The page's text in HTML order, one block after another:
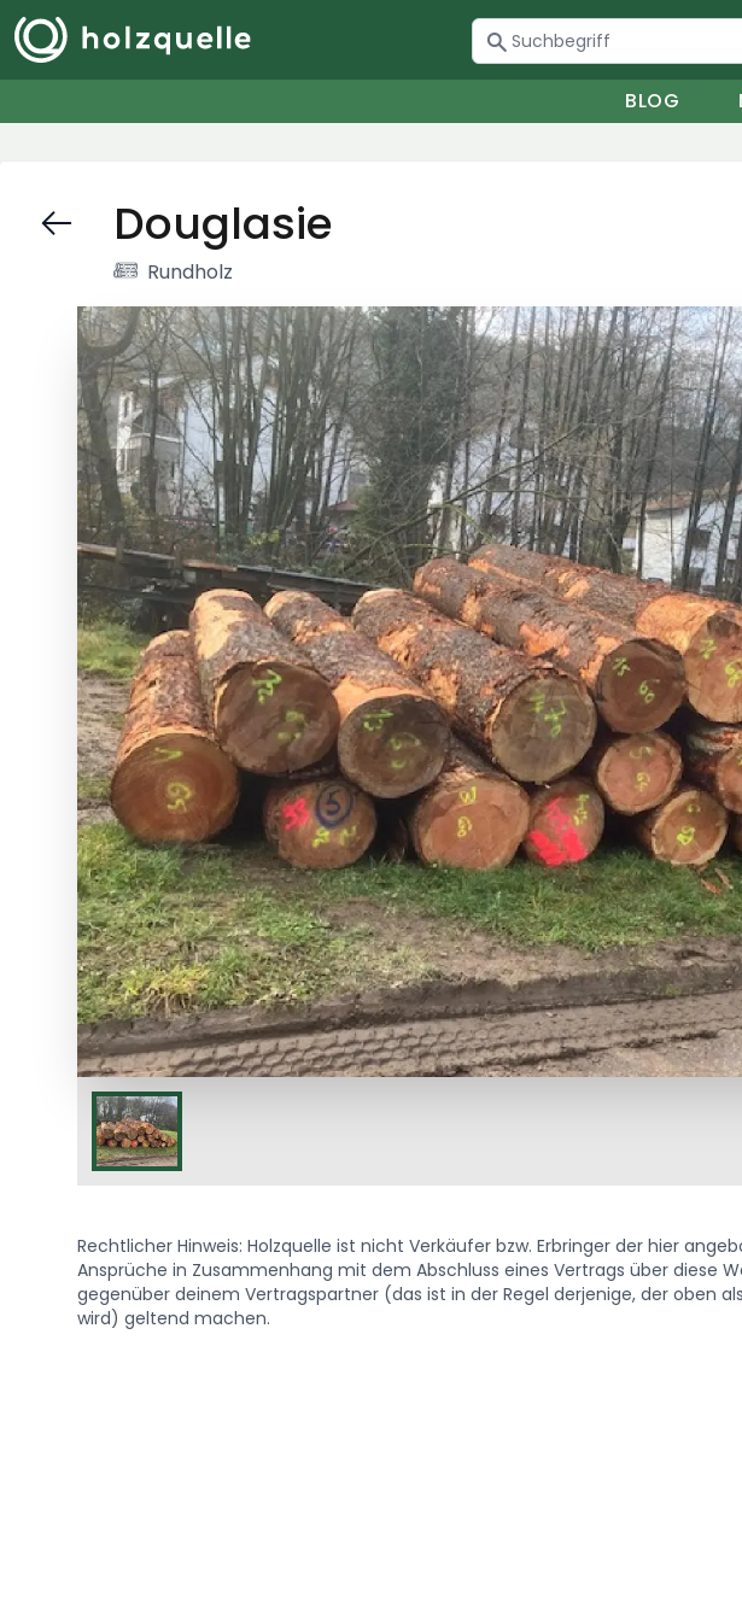
BLOG
Douglasie
Rundholz
Rechtlicher Hinweis: Holzquelle ist nicht Verkäufer bzw. Erbringer der hier
Ansprüche in Zusammenhang mit dem Abschluss eines Vertrags über diese
gegenüber deinem Vertragspartner (das ist in der Regel derjenige, der oben
wird) geltend machen.